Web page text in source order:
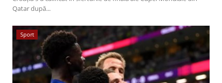
Qatar după...
Sport